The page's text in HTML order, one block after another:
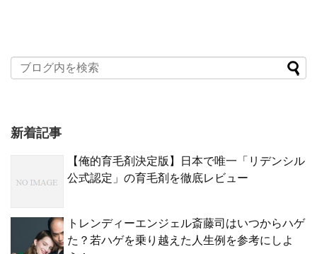
新着記事
【俺的育毛剤決定版】日本で唯一「リデンシル
公式認定」の育毛剤を徹底レビュー
トレンディーエンジェル斎藤司はいつからハゲ
た？若ハゲを乗り越えた人生例を参考にしよ